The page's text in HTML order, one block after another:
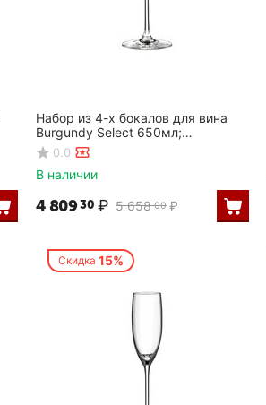
Набор из 4-х бокалов для вина
Burgundy Select 650мл;
D=7/11,H=25см, Rona
0.0
В наличии
5 658 00 ₽
4 80930 ₽
Скидка 15%